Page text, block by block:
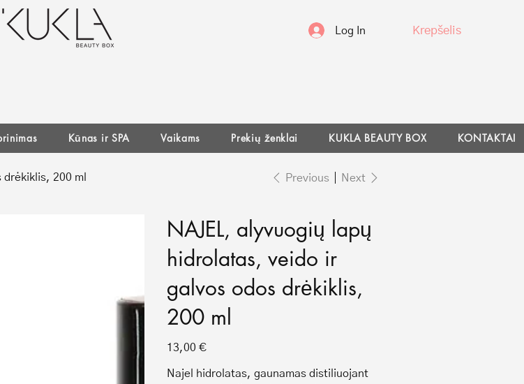
Log In Krepšelis
Kūnas ir SPA Vaikams Prekių ženklai KUKLA BEAUTY BOX KONTAKTAI
200 ml Previous Next
NAJEL, alyvuogių lapų
hidrolatas, veido ir
galvos odos drėkiklis,
200 ml
Price
13,00 €
Najel hidrolatas, gaunamas distiliuojant